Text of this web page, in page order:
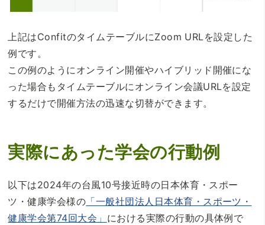
上記はConfitのタイムテーブルにZoom URLを設定した
例です。
この例のようにオンライン開催やハイブリッド開催にな
った場合もタイムテーブルにオンライン会議URLを設定
するだけで開催方法の迅速な切替ができます。
実際にあった学会の行動例
以下は2024年の台風10号接近時の日本体育・スポー
ツ・健康学会様の 「一般社団法人日本体育・スポーツ・
健康学会第74回大会」 における実際の行動の具体例で